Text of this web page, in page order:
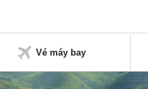
Vé máy bay